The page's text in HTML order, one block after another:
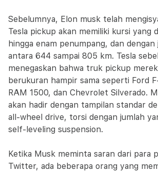
Sebelumnya, Elon musk telah
Tesla pickup akan memiliki kursi yang
hingga enam penumpang, dan
antara 644 sampai 805 km. Tesla
menegaskan bahwa truk pickup
berukuran hampir sama seperti Ford
RAM 1500, dan Chevrolet Silverado.
akan hadir dengan tampilan standar
all-wheel drive, torsi dengan jumlah
self-leveling suspension.
Ketika Musk meminta saran dari para
Twitter, ada beberapa orang yang